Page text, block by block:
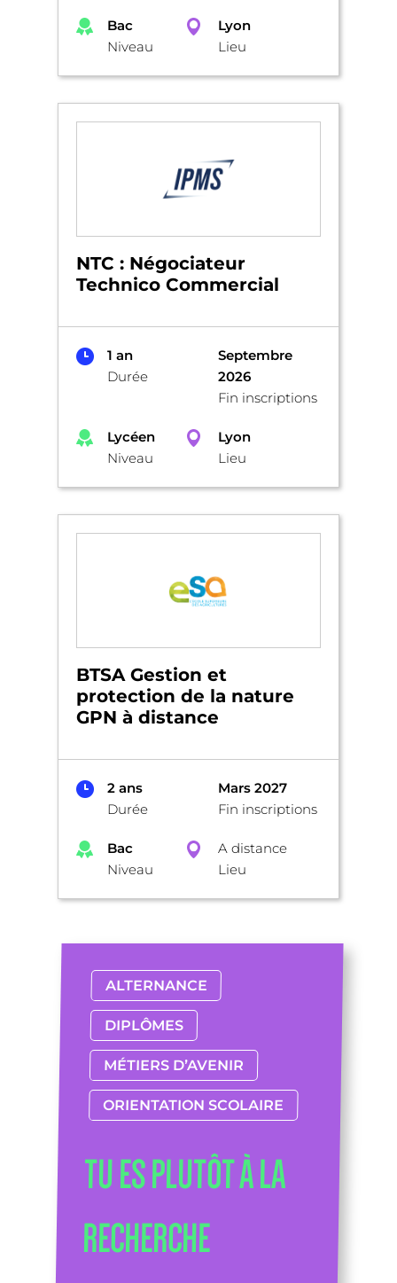
Bac
Niveau
Lyon
Lieu
NTC : Négociateur
Technico Commercial
1 an
Durée
Septembre
2026
Fin inscriptions
Lycéen
Niveau
Lyon
Lieu
BTSA Gestion et
protection de la nature
GPN à distance
2 ans
Durée
Mars 2027
Fin inscriptions
Bac
Niveau
A distance
Lieu
ALTERNANCE
DIPLÔMES
MÉTIERS D’AVENIR
ORIENTATION SCOLAIRE
TU ES PLUTÔT À LA
RECHERCHE